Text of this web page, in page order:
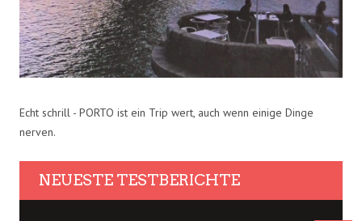
Echt schrill - PORTO ist ein Trip wert, auch wenn einige Dinge
nerven.
NEUESTE TESTBERICHTE